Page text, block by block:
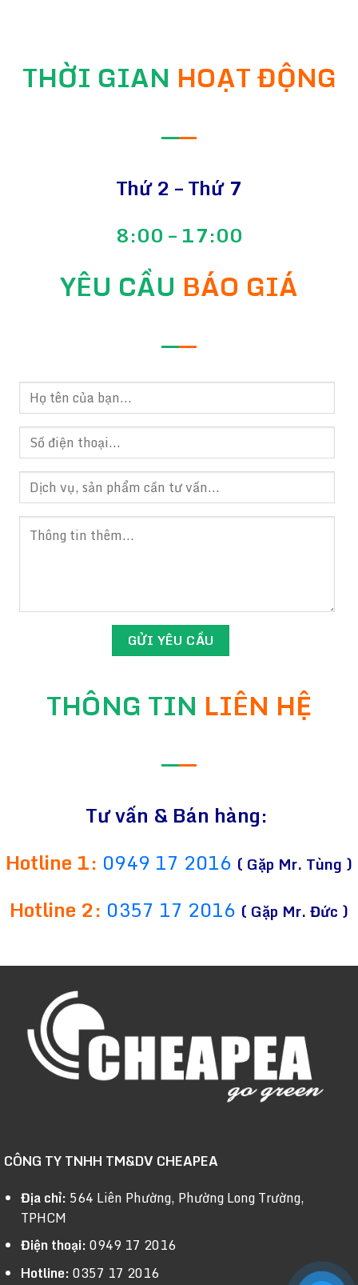
THỜI GIAN HOẠT ĐỘNG
——
Thứ 2 – Thứ 7
8:00 – 17:00
YÊU CẦU BÁO GIÁ
——
THÔNG TIN LIÊN HỆ
——
Tư vấn & Bán hàng:
Hotline 1: 0949 17 2016 ( Gặp Mr. Tùng )
Hotline 2: 0357 17 2016 ( Gặp Mr. Đức )
CÔNG TY TNHH TM&DV CHEAPEA
Địa chỉ: 564 Liên Phường, Phường Long Trường,
TPHCM
Điện thoại:0949 17 2016
Hotline:0357 17 2016